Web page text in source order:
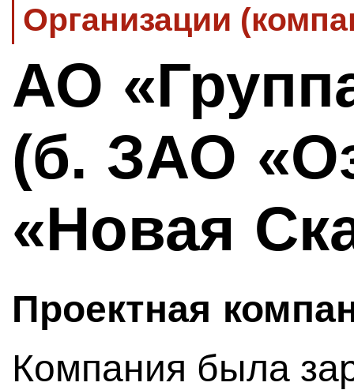
Организации
АО
(б. ЗАО
«Новая
Проектная
Компания была